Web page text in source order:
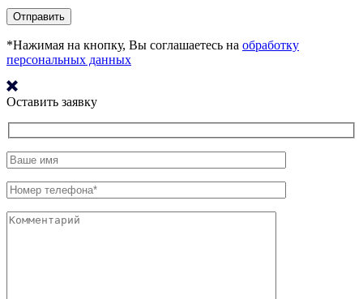
*Нажимая на кнопку, Вы соглашаетесь на обработку
персональных данных
Оставить заявку